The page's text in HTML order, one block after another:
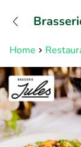
Home